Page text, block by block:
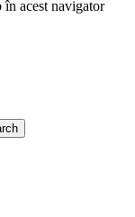
în acest navigator